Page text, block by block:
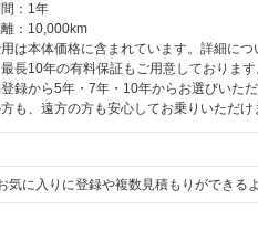
：1年
：10,000km
は本体価格に含まれています。詳細につ
長10年の有料保証もご用意しております
登録から5年・7年・10年からお選びいただ
も、遠方の方も安心してお乗りいただけ
気に入りに登録や複数見積もりができる